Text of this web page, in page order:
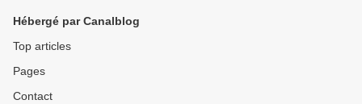
Hébergé par Canalblog
Top articles
Pages
Contact